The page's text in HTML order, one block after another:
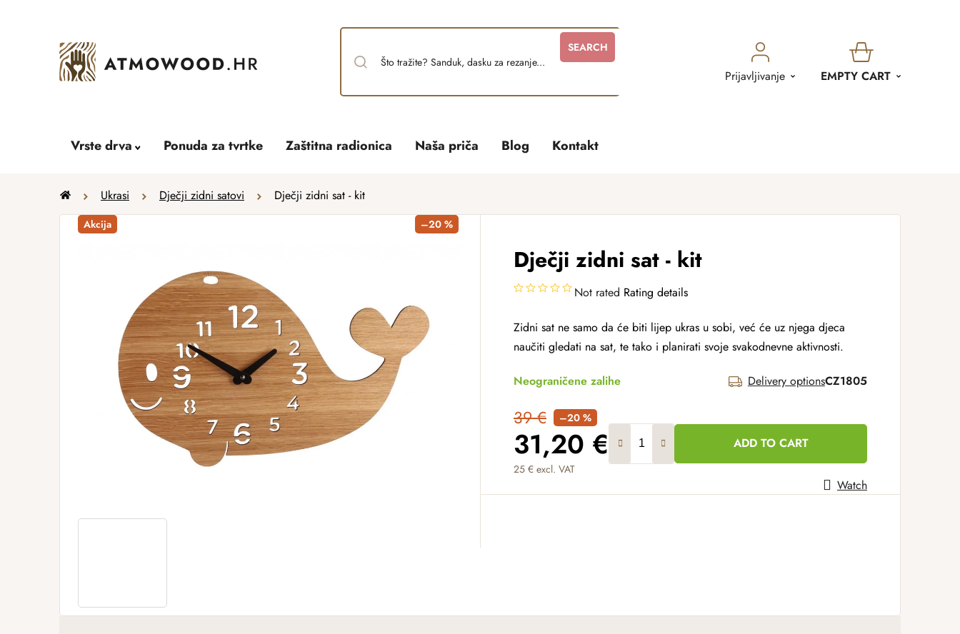
SEARCH
Prijavljivanje
SHOPPING
EMPTY CART
Vrste drva Ponuda za tvrtke Zaštitna radionica Naša priča Blog Kontakt
Home Ukrasi Dječji zidni satovi Dječji zidni sat - kit
Dječji zidni sat - kit
Not rated Rating details
Zidni sat ne samo da će biti lijep ukras u sobi, već će uz njega djeca
naučiti gledati na sat, te tako i planirati svoje svakodnevne aktivnosti.
Neograničene zalihe Delivery optionsCZ1805
39 € –20 %
31,20 €
25 € excl. VAT
Measure price:
ADD TO CART
Watch
Akcija –20 %